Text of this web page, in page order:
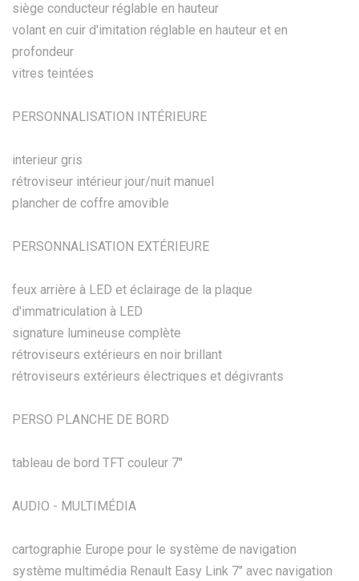
siège conducteur réglable en hauteur
volant en cuir d'imitation réglable en hauteur et en
profondeur
vitres teintées
PERSONNALISATION INTÉRIEURE
interieur gris
rétroviseur intérieur jour/nuit manuel
plancher de coffre amovible
PERSONNALISATION EXTÉRIEURE
feux arrière à LED et éclairage de la plaque
d'immatriculation à LED
signature lumineuse complète
rétroviseurs extérieurs en noir brillant
rétroviseurs extérieurs électriques et dégivrants
PERSO PLANCHE DE BORD
tableau de bord TFT couleur 7"
AUDIO - MULTIMÉDIA
cartographie Europe pour le système de navigation
système multimédia Renault Easy Link 7" avec navigation